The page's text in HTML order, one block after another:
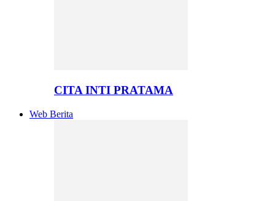
CITA INTI PRATAMA
Web Berita